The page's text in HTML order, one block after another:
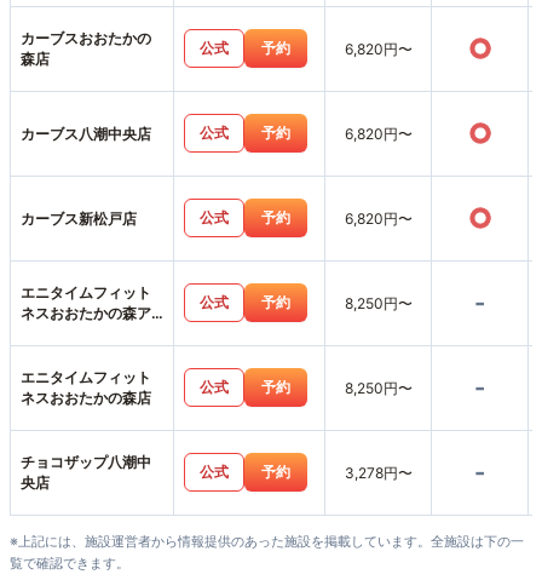
カーブスおおたかの
森店
公式 予約 6,820円〜 ○
カーブス八潮中央店 公式 予約 6,820円〜 ○
カーブス新松戸店 公式 予約 6,820円〜 ○
エニタイムフィット
ネスおおたかの森ア
公式 予約 8,250円〜 -
エニタイムフィット
ネスおおたかの森店
公式 予約 8,250円〜 -
チョコザップ八潮中
央店
公式 予約 3,278円〜 -
※上記には、施設運営者から情報提供のあった施設を掲載しています。全施設は下の一
覧で確認できます。